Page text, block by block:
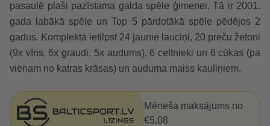
pasaulē plaši pazīstama galda spēle ģimenei. Tā ir 2001.
gada labākā spēle un Top 5 pārdotākā spēle pēdējos 2
gadus. Komplektā ietilpst 24 jaunie lauciņi, 20 preču žetoni
(9x vīns, 6x graudi, 5x audums), 6 celtnieki un 6 cūkas (pa
vienam no katras krāsas) un auduma maiss kauliņiem.
Mēneša maksājums no
€5.08